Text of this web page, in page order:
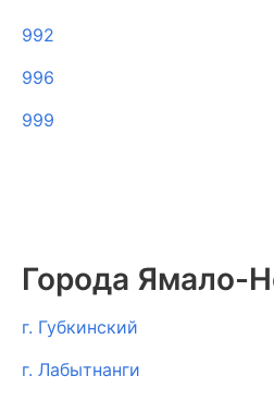
992
996
999
Города Ямало-
г. Губкинский
г. Лабытнанги